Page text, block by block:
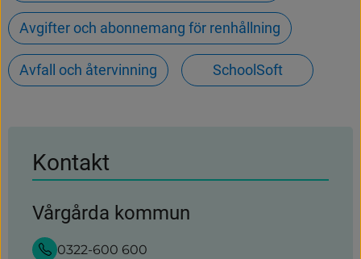
Avgifter och abonnemang för renhållning
Avfall och återvinning SchoolSoft
Kontakt
Vårgårda kommun
0322-600 600